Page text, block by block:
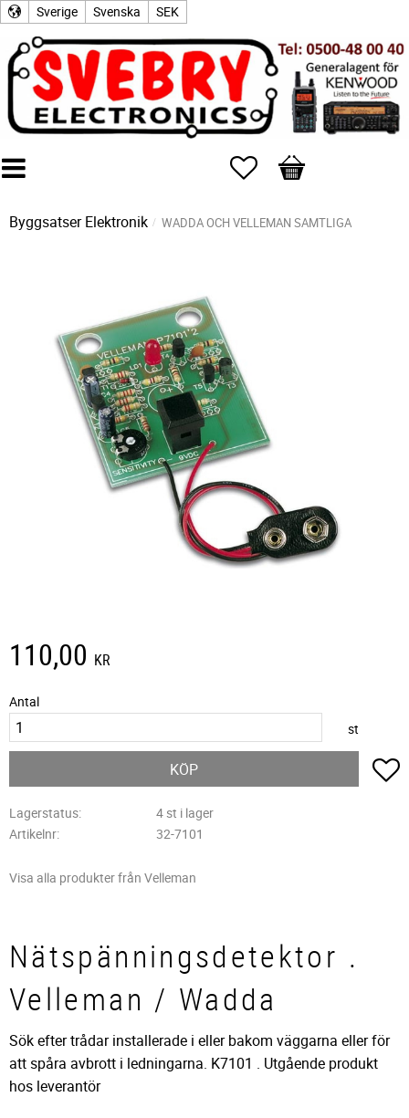
Sverige Svenska SEK
Favoriter
Kundvagn
Byggsatser Elektronik WADDA OCH VELLEMAN SAMTLIGA
110,00 KR
Antal
st
KÖP
Lagerstatus
4 st i lager
Artikelnr
32-7101
Visa alla produkter från Velleman
Nätspänningsdetektor .
Velleman / Wadda
Sök efter trådar installerade i eller bakom väggarna eller för
att spåra avbrott i ledningarna. K7101 . Utgående produkt
hos leverantör